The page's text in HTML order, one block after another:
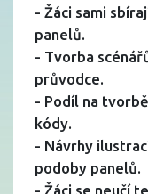
- Žáci sami
panelů.
- Tvorba
průvodce.
- Podíl na
kódy.
- Návrhy
podoby panelů.
- Žáci se neučí